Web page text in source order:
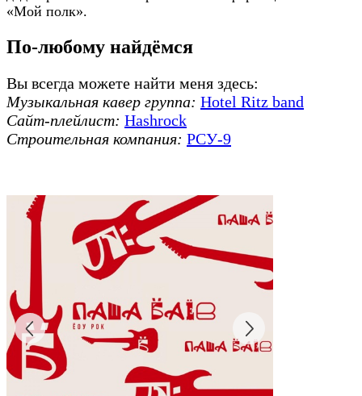
«Мой полк».
По-любому найдёмся
Вы всегда можете найти меня здесь:
Музыкальная кавер группа: Hotel Ritz band
Сайт-плейлист: Hashrock
Строительная компания: РСУ-9